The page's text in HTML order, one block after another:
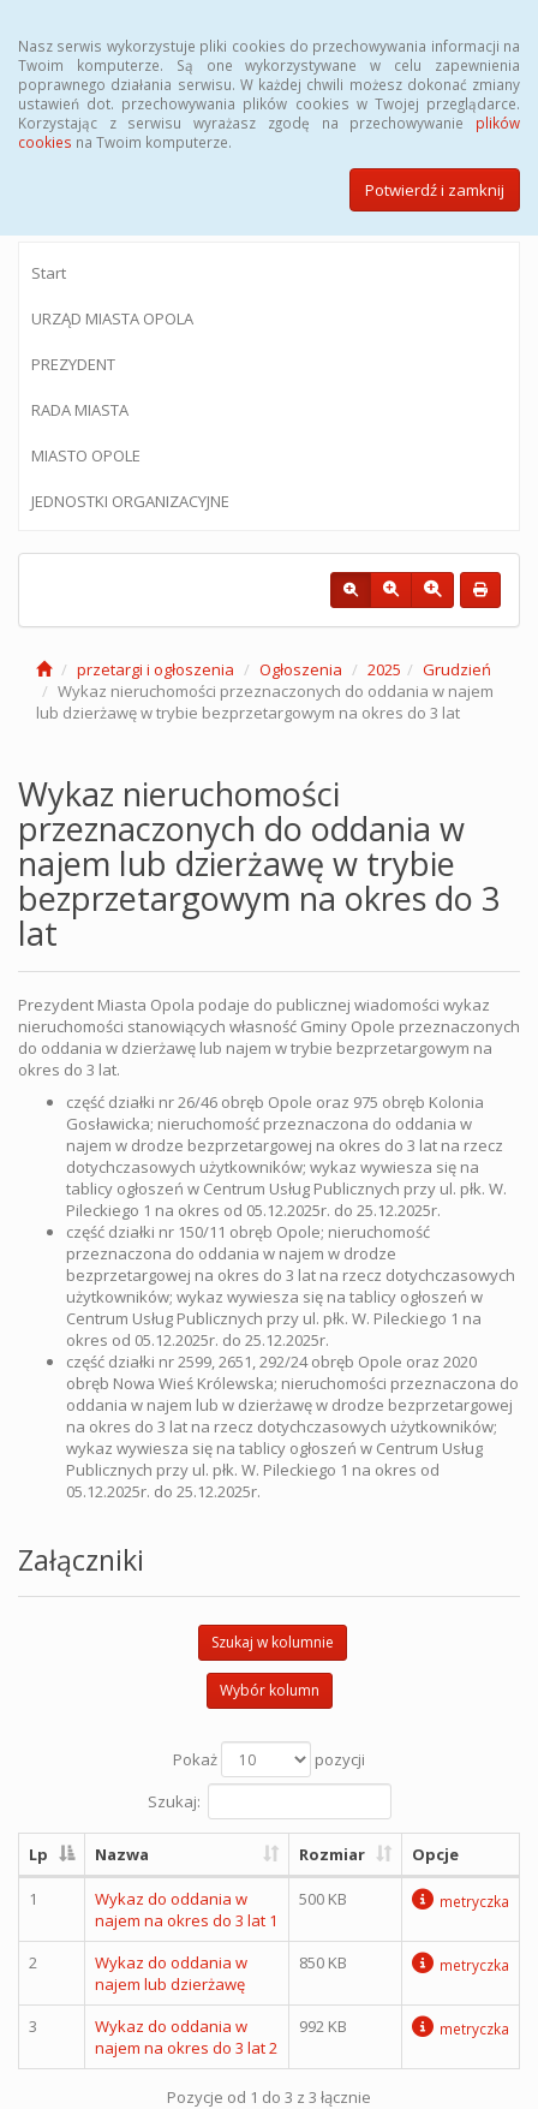
Nasz serwis wykorzystuje pliki cookies do przechowywania informacji na
Twoim komputerze. Są one wykorzystywane w celu zapewnienia
poprawnego działania serwisu. W każdej chwili możesz dokonać zmiany
ustawień dot. przechowywania plików cookies w Twojej przeglądarce.
Korzystając z serwisu wyrażasz zgodę na przechowywanie plików
cookies na Twoim komputerze.
Potwierdź i zamknij
BIULETYN INFORMACJI PUBLICZNEJ
Urzędu Miasta Opola
Start
URZĄD MIASTA OPOLA
PREZYDENT
RADA MIASTA
MIASTO OPOLE
JEDNOSTKI ORGANIZACYJNE
przetargi i ogłoszenia Ogłoszenia 2025
Grudzień
Wykaz nieruchomości przeznaczonych do oddania w najem
lub dzierżawę w trybie bezprzetargowym na okres do 3 lat
Wykaz nieruchomości
przeznaczonych do oddania w
najem lub dzierżawę w trybie
bezprzetargowym na okres do 3
lat
Prezydent Miasta Opola podaje do publicznej wiadomości wykaz
nieruchomości stanowiących własność Gminy Opole przeznaczonych
do oddania w dzierżawę lub najem w trybie bezprzetargowym na
okres do 3 lat.
część działki nr 26/46 obręb Opole oraz 975 obręb Kolonia
Gosławicka; nieruchomość przeznaczona do oddania w
najem w drodze bezprzetargowej na okres do 3 lat na rzecz
dotychczasowych użytkowników; wykaz wywiesza się na
tablicy ogłoszeń w Centrum Usług Publicznych przy ul. płk. W.
Pileckiego 1 na okres od 05.12.2025r. do 25.12.2025r.
część działki nr 150/11 obręb Opole; nieruchomość
przeznaczona do oddania w najem w drodze
bezprzetargowej na okres do 3 lat na rzecz dotychczasowych
użytkowników; wykaz wywiesza się na tablicy ogłoszeń w
Centrum Usług Publicznych przy ul. płk. W. Pileckiego 1 na
okres od 05.12.2025r. do 25.12.2025r.
część działki nr 2599, 2651, 292/24 obręb Opole oraz 2020
obręb Nowa Wieś Królewska; nieruchomości przeznaczona do
oddania w najem lub w dzierżawę w drodze bezprzetargowej
na okres do 3 lat na rzecz dotychczasowych użytkowników;
wykaz wywiesza się na tablicy ogłoszeń w Centrum Usług
Publicznych przy ul. płk. W. Pileckiego 1 na okres od
05.12.2025r. do 25.12.2025r.
Załączniki
Szukaj w kolumnie
Wybór kolumn
Pokaż
pozycji
Szukaj:
Lp Nazwa Rozmiar Opcje
1
Wykaz do oddania w
najem na okres do 3 lat 1
500 KB metryczka
2
Wykaz do oddania w
najem lub dzierżawę
850 KB metryczka
3
Wykaz do oddania w
najem na okres do 3 lat 2
992 KB metryczka
Pozycje od 1 do 3 z 3 łącznie